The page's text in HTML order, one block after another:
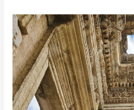
Audycja
„Sonar
Kultury”
w
Efezie.
POSŁUCHAJ
PODCASTU.